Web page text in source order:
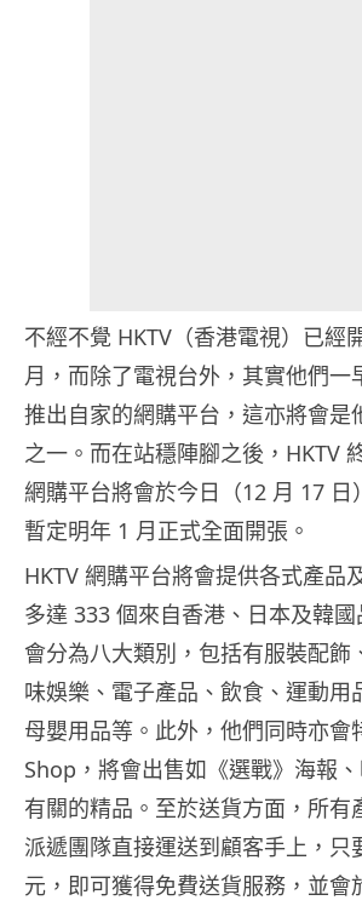
不經不覺 HKTV（香港電視）已經
月，而除了電視台外，其實他們一
推出自家的網購平台，這亦將會是
之一。而在站穩陣腳之後，HKTV
網購平台將會於今日（12 月 17 日
暫定明年 1 月正式全面開張。
HKTV 網購平台將會提供各式產品
多達 333 個來自香港、日本及韓
會分為八大類別，包括有服裝配飾
味娛樂、電子產品、飲食、運動用
母嬰用品等。此外，他們同時亦會
Shop，將會出售如《選戰》海報
有關的精品。至於送貨方面，所有
派遞團隊直接運送到顧客手上，只
元，即可獲得免費送貨服務，並會